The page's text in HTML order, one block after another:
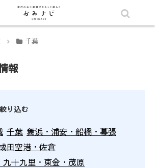
千葉
報
り込む
千葉 舞浜・浦安・船橋・幕張
田空港・佐倉
九十九里・東金・茂原
シェア